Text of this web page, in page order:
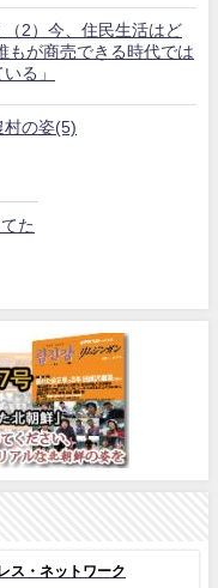
2）今、住民生活はど
もが商売できる時代では
る」
村の姿(5)
た
ス・ネットワーク